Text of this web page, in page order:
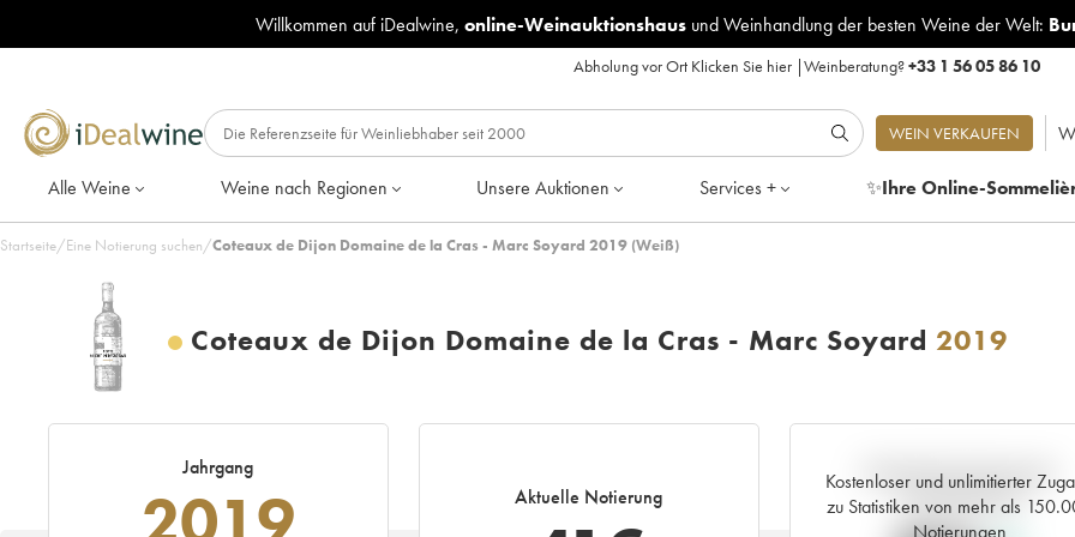
Willkommen auf iDealwine, online-Weinauktionshausund Weinhandlung der besten Weine der Welt:
Abholung vor Ort Klicken Sie hier|Weinberatung?+33 1 56 05 86 10
WEIN VERKAUFEN
Alle Weine Weine nach Regionen Unsere Auktionen Services + ✨Ihre Online-
Startseite/Eine Notierung suchen/Coteaux de Dijon Domaine de la Cras - Marc Soyard 2019 (Weiß)
Coteaux de Dijon Domaine de la Cras - Marc Soyard 2019
Jahrgang
Aktuelle Notierung
Kostenloser und unlimitierter
zu Statistiken von mehr als
Notierungen
Aktuelle Entwicklung der
Preisnotierung